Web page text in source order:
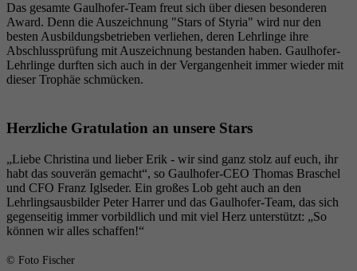
Das gesamte Gaulhofer-Team freut sich über diesen besonderen
Award. Denn die Auszeichnung "Stars of Styria" wird nur den
besten Ausbildungsbetrieben verliehen, deren Lehrlinge ihre
Abschlussprüfung mit Auszeichnung bestanden haben. Gaulhofer-
Lehrlinge durften sich auch in der Vergangenheit immer wieder mit
dieser Trophäe schmücken.
Herzliche Gratulation an unsere Stars
„Liebe Christina und lieber Erik - wir sind ganz stolz auf euch, ihr
habt das souverän gemacht“, so Gaulhofer-CEO Thomas Braschel
und CFO Franz Iglseder. Ein großes Lob geht auch an den
Lehrlingsausbilder Peter Harrer und das Gaulhofer-Team, das sich
gegenseitig immer vorbildlich und mit viel Herz unterstützt: „So
können wir alles schaffen!“
© Foto Fischer